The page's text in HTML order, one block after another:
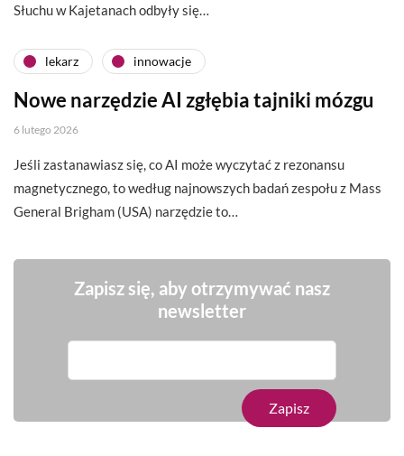
Słuchu w Kajetanach odbyły się…
lekarz innowacje
Nowe narzędzie AI zgłębia tajniki mózgu
6 lutego 2026
Jeśli zastanawiasz się, co AI może wyczytać z rezonansu
magnetycznego, to według najnowszych badań zespołu z Mass
General Brigham (USA) narzędzie to…
Zapisz się, aby otrzymywać nasz
newsletter